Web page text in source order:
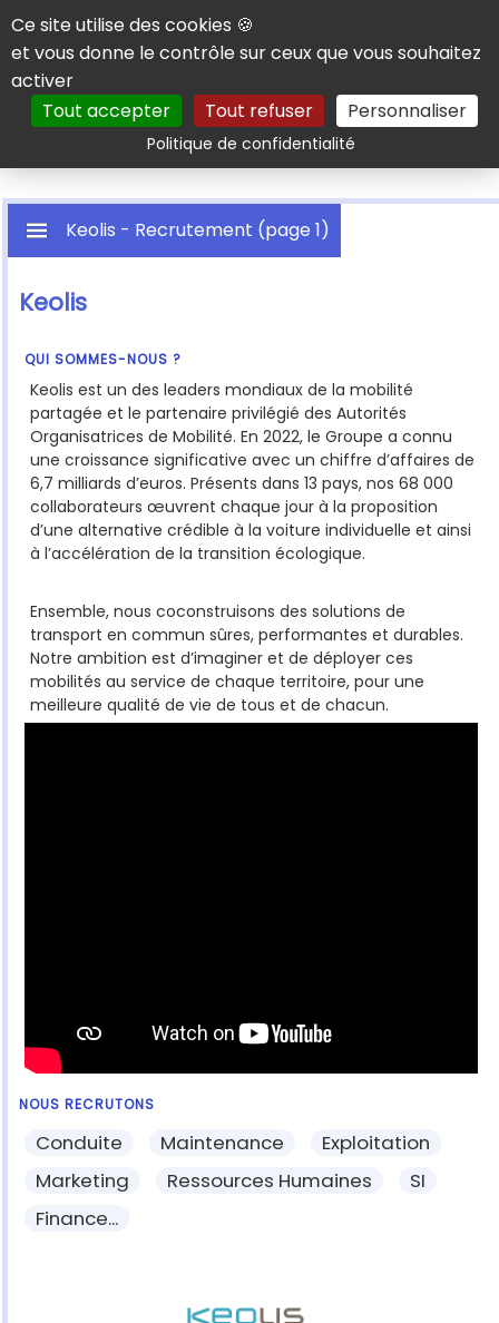
Panneau de gestion des cookies
Ce site utilise des cookies 🍪
et vous donne le contrôle sur ceux que vous souhaitez
activer
Tout accepter
Tout refuser Personnaliser
Politique de confidentialitéRechercher
Keolis - Recrutement (page 1)
Keolis
QUI SOMMES-NOUS ?
Keolis est un des leaders mondiaux de la mobilité
partagée et le partenaire privilégié des Autorités
Organisatrices de Mobilité. En 2022, le Groupe a connu
une croissance significative avec un chiffre d’affaires de
6,7 milliards d’euros. Présents dans 13 pays, nos 68 000
collaborateurs œuvrent chaque jour à la proposition
d’une alternative crédible à la voiture individuelle et ainsi
à l’accélération de la transition écologique.
Ensemble, nous coconstruisons des solutions de
transport en commun sûres, performantes et durables.
Notre ambition est d’imaginer et de déployer ces
mobilités au service de chaque territoire, pour une
meilleure qualité de vie de tous et de chacun.
NOUS RECRUTONS
Conduite Maintenance
Exploitation
Marketing
Ressources Humaines
SI
Finance...